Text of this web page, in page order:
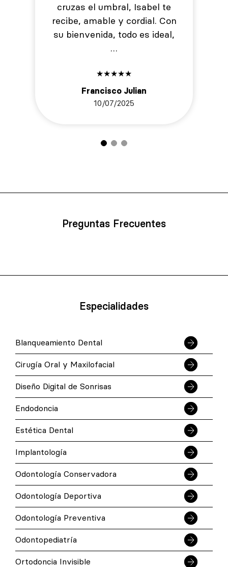
cruzas el umbral, Isabel te
recibe, amable y cordial. Con
su bienvenida, todo es ideal,
…
★★★★★
Francisco Julian
10/07/2025
Preguntas Frecuentes
Especialidades
Blanqueamiento Dental
Cirugía Oral y Maxilofacial
Diseño Digital de Sonrisas
Endodoncia
Estética Dental
Implantología
Odontología Conservadora
Odontología Deportiva
Odontología Preventiva
Odontopediatría
Ortodoncia Invisible